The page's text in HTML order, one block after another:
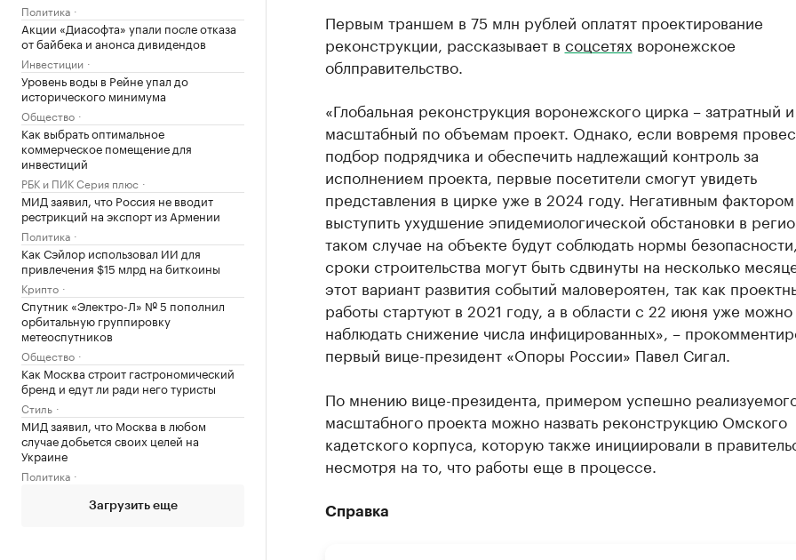
Политика
Акции «Диасофта» упали после отказа
от байбека и анонса дивидендов
Инвестиции
Уровень воды в Рейне упал до
исторического минимума
Общество
Как выбрать оптимальное
коммерческое помещение для
инвестиций
РБК и ПИК Серия плюс
МИД заявил, что Россия не вводит
рестрикций на экспорт из Армении
Политика
Как Сэйлор использовал ИИ для
привлечения $15 млрд на биткоины
Крипто
Спутник «Электро-Л» № 5 пополнил
орбитальную группировку
метеоспутников
Общество
Как Москва строит гастрономический
бренд и едут ли ради него туристы
Стиль
МИД заявил, что Москва в любом
случае добьется своих целей на
Украине
Политика
Загрузить еще
Первым траншем в 75 млн рублей оплатят проектирование
реконструкции, рассказывает в соцсетях воронежское
облправительство.
«Глобальная реконструкция воронежского цирка – затратный и
масштабный по объемам проект. Однако, если вовремя
подбор подрядчика и обеспечить надлежащий контроль за
исполнением проекта, первые посетители смогут увидеть
представления в цирке уже в 2024 году. Негативным
выступить ухудшение эпидемиологической обстановки в
таком случае на объекте будут соблюдать нормы
сроки строительства могут быть сдвинуты на несколько
этот вариант развития событий маловероятен, так как
работы стартуют в 2021 году, а в области с 22 июня уже можно
наблюдать снижение числа инфицированных», –
первый вице-президент «Опоры России» Павел Сигал.
По мнению вице-президента, примером успешно
масштабного проекта можно назвать реконструкцию Омского
кадетского корпуса, которую также инициировали в
несмотря на то, что работы еще в процессе.
Справка